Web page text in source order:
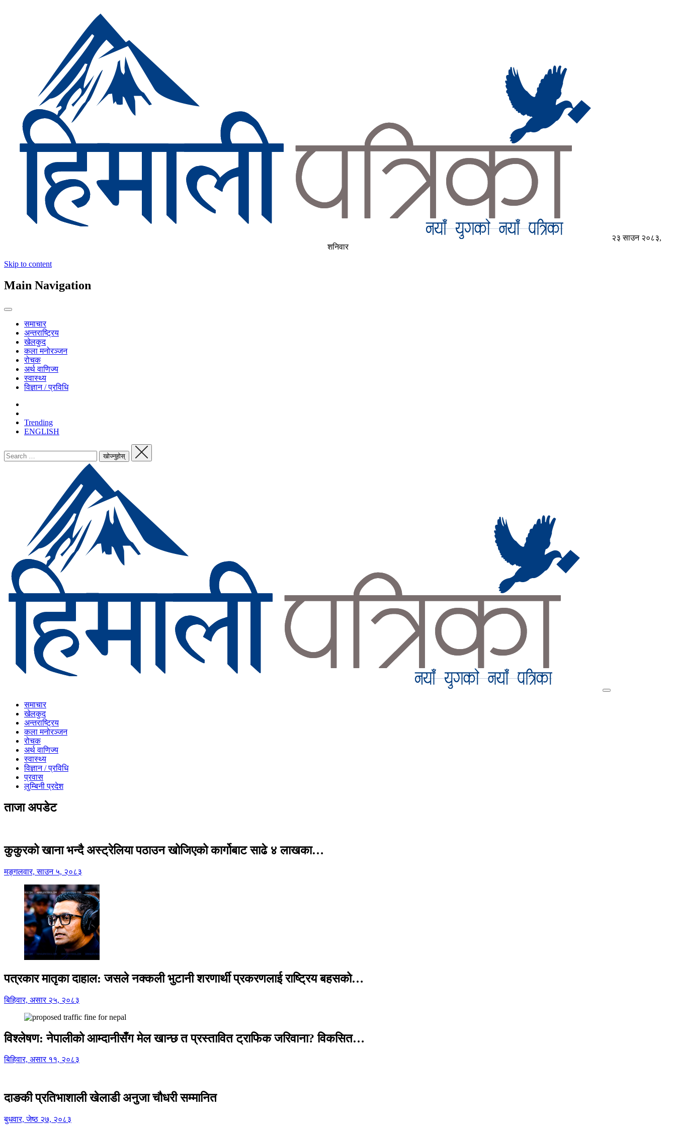
२३ साउन २०८३,
शनिवार
Skip to content
Main Navigation
समाचार
अन्तराष्ट्रिय
खेलकुद
कला मनोरञ्जन
रोचक
अर्थ वाणिज्य
स्वास्थ्य
विज्ञान / प्रविधि
Trending
ENGLISH
समाचार
खेलकुद
अन्तराष्ट्रिय
कला मनोरञ्जन
रोचक
अर्थ वाणिज्य
स्वास्थ्य
विज्ञान / प्रविधि
प्रवास
लुम्बिनी प्रदेश
ताजा अपडेट
कुकुरको खाना भन्दै अस्ट्रेलिया पठाउन खोजिएको कार्गोबाट साढे ४ लाखका…
मङ्गलवार, साउन ५, २०८३
पत्रकार मातृका दाहाल: जसले नक्कली भुटानी शरणार्थी प्रकरणलाई राष्ट्रिय बहसको…
बिहिवार, असार २५, २०८३
विश्लेषण: नेपालीको आम्दानीसँग मेल खान्छ त प्रस्तावित ट्राफिक जरिवाना? विकसित…
बिहिवार, असार ११, २०८३
दाङकी प्रतिभाशाली खेलाडी अनुजा चौधरी सम्मानित
बुधवार, जेष्ठ २७, २०८३